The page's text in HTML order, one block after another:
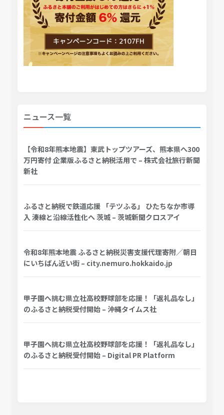
ニュース一覧
【令和8年熊本地震】東武トップツアーズ、熊本県へ300
万円寄付 企業版ふるさと納税活用で – 株式会社旅行新聞
新社
ふるさと納税で鉄道応援 「テツふる」 ひたちなか市導
入 湊線と沿線活性化へ 茨城 – 茨城新聞クロスアイ
令和8年熊本地震 ふるさと納税災害支援代理寄附／朝日
にいちばん近い街 – city.nemuro.hokkaido.jp
甲子園へ挑む県立社高校野球部を応援！「返礼品なし」
のふるさと納税受付開始 – 沖縄タイムス社
甲子園へ挑む県立社高校野球部を応援！「返礼品なし」
のふるさと納税受付開始 – Digital PR Platform